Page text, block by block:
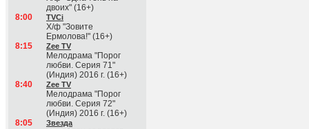
двоих" (16+)
8:00
TVCi
Х/ф "Зовите
Ермолова!" (16+)
8:15
Zee TV
Мелодрама "Порог
любви. Серия 71"
(Индия) 2016 г. (16+)
8:40
Zee TV
Мелодрама "Порог
любви. Серия 72"
(Индия) 2016 г. (16+)
8:05
Звезда